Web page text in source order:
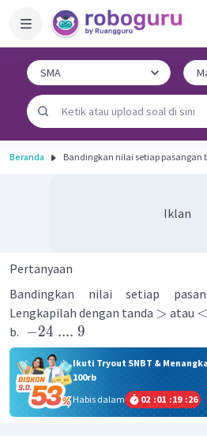
Beranda Bandingkan nilai setiap pasangan
Iklan
Pertanyaan
Bandingkan nilai setiap
Lengkapilah dengan tanda > atau <
b. −24 .... 9
Ikuti Tryout SNBT &
100rb
Habis dalam
02 :01 :19 :26